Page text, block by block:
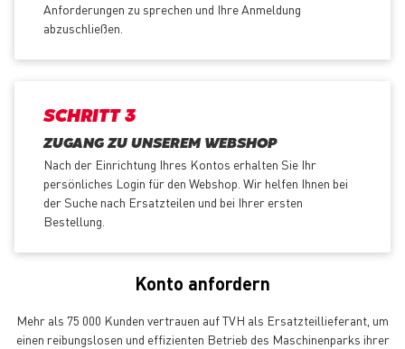
Anforderungen zu sprechen und Ihre Anmeldung
abzuschließen.
SCHRITT 3
ZUGANG ZU UNSEREM WEBSHOP
Nach der Einrichtung Ihres Kontos erhalten Sie Ihr
persönliches Login für den Webshop. Wir helfen Ihnen bei
der Suche nach Ersatzteilen und bei Ihrer ersten
Bestellung.
Konto anfordern
Mehr als 75 000 Kunden vertrauen auf TVH als Ersatzteillieferant, um
einen reibungslosen und effizienten Betrieb des Maschinenparks ihrer